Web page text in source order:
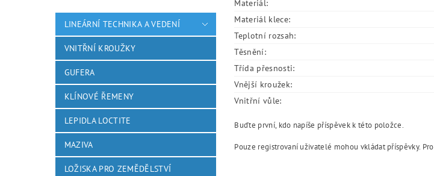
LINEÁRNÍ TECHNIKA A VEDENÍ
VNITŘNÍ KROUŽKY
GUFERA
KLÍNOVÉ ŘEMENY
LEPIDLA LOCTITE
MAZIVA
LOŽISKA PRO ZEMĚDĚLSTVÍ
Materiál:
Materiál klece:
Teplotní rozsah:
Těsnění:
Třída přesnosti:
Vnější kroužek:
Vnitřní vůle:
Buďte první, kdo napíše příspěvek k této položce.
Pouze registrovaní uživatelé mohou vkládat příspěvky.